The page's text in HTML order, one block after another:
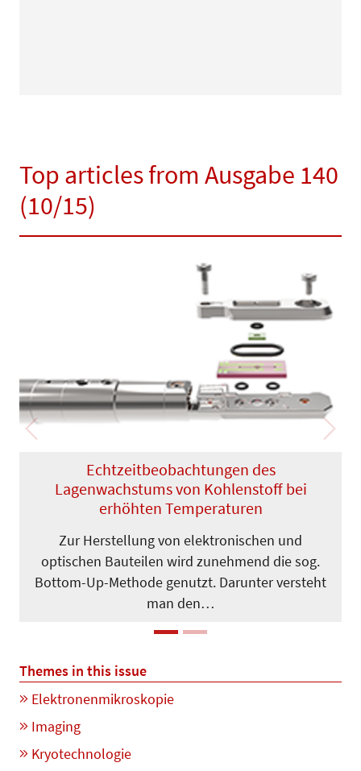
Top articles from Ausgabe 140
(10/15)
Echtzeitbeobachtungen des
Lagenwachstums von Kohlenstoff bei
erhöhten Temperaturen
Zur Herstellung von elektronischen und
optischen Bauteilen wird zunehmend die sog.
Bottom-Up-Me­thode genutzt. Darunter versteht
man den…
Previous Next
Themes in this issue
Elektronenmikroskopie
Imaging
Kryotechnologie